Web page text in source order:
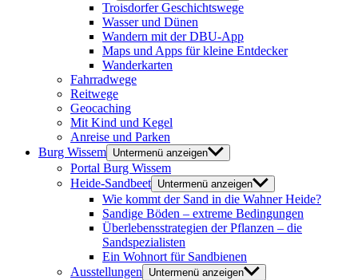
Troisdorfer Geschichtswege
Wasser und Dünen
Wandern mit der DBU-App
Maps und Apps für kleine Entdecker
Wanderkarten
Fahrradwege
Reitwege
Geocaching
Mit Kind und Kegel
Anreise und Parken
Burg Wissem Untermenü anzeigen
Portal Burg Wissem
Heide-Sandbeet Untermenü anzeigen
Wie kommt der Sand in die Wahner Heide?
Sandige Böden – extreme Bedingungen
Überlebensstrategien der Pflanzen – die
Sandspezialisten
Ein Wohnort für Sandbienen
Ausstellungen
Untermenü anzeigen